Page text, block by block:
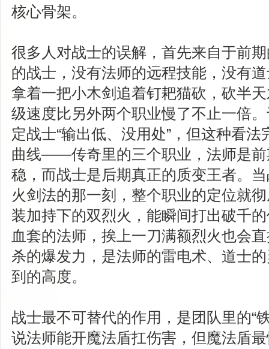
核心骨架。
很多人对战士的误解，首先来自于前
的战士，没有法师的远程技能，没有
拿着一把小木剑追着钉耙猫砍，砍半
级速度比另外两个职业慢了不止一倍
定战士“输出低、没用处”，但这种看
曲线——传奇里的三个职业，法师是前
稳，而战士是后期真正的质变王者。
火剑法的那一刻，整个职业的定位就
装加持下的双烈火，能瞬间打出破千
血套的法师，挨上一刀满额烈火也会
杀的爆发力，是法师的雷电术、道士
到的高度。
战士最不可替代的作用，是团队里的“
说法师能开魔法盾扛伤害，但魔法盾